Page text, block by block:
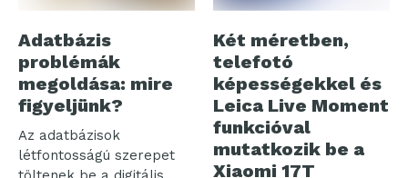
Adatbázis
problémák
megoldása: mire
figyeljünk?
Az adatbázisok
létfontosságú szerepet
Két méretben,
telefotó
képességekkel és
Leica Live Moment
funkcióval
mutatkozik be a
Xiaomi 17T